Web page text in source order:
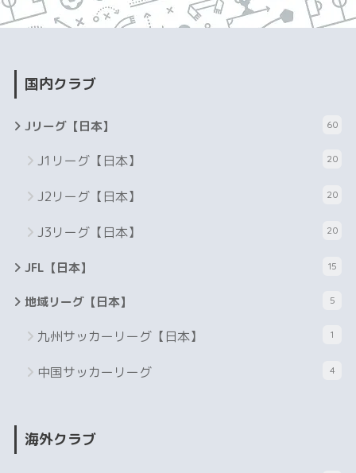
国内クラブ
Jリーグ【日本】 60
J1リーグ【日本】 20
J2リーグ【日本】 20
J3リーグ【日本】 20
JFL【日本】 15
地域リーグ【日本】 5
九州サッカーリーグ【日本】 1
中国サッカーリーグ 4
海外クラブ